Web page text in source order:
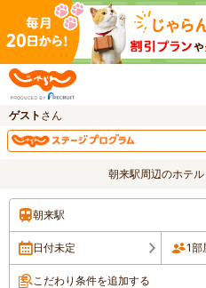
ゲスト さん
朝来駅周辺のホテ
朝来駅
日付未定 1部
こだわり条件を追加する